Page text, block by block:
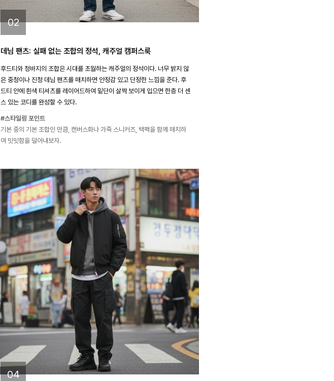
02
데님 팬츠: 실패 없는 조합의 정석, 캐주얼 캠퍼스룩
후드티와 청바지의 조합은 시대를 초월하는 캐주얼의 정석이다. 너무 밝지 않
은 중청이나 진청 데님 팬츠를 매치하면 안정감 있고 단정한 느낌을 준다. 후
드티 안에 흰색 티셔츠를 레이어드하여 밑단이 살짝 보이게 입으면 한층 더 센
스 있는 코디를 완성할 수 있다.
#스타일링 포인트
기본 중의 기본 조합인 만큼, 캔버스화나 가죽 스니커즈, 백팩을 함께 매치하
여 밋밋함을 덜어내보자.
04